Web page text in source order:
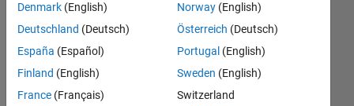
Risposta
accettata
Aggiornato
23 Ago
Denmark (English)
Deutschland (Deutsch)
España (Español)
Finland (English)
France (Français)
Norway(English)
Österreich (Deutsch)
Portugal (English)
Sweden (English)
Switzerland